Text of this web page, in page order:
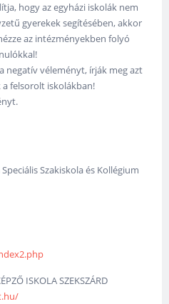
hogy az egyházi iskolák nem
gyerekek segítésében, akkor
az intézményekben folyó
negatív véleményt, írják meg azt
a felsorolt iskolákban!
Szakiskola és Kollégium
ISKOLA SZEKSZÁRD